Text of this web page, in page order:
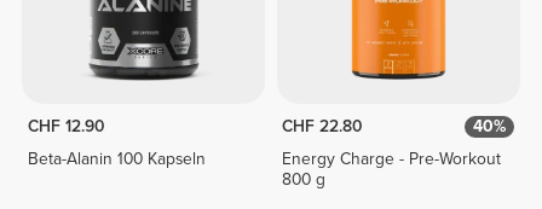
CHF 12.90
Beta-Alanin 100 Kapseln
CHF 22.80
40%
Energy Charge - Pre-Workout
800 g